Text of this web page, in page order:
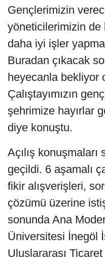
Gençlerimizin
yöneticilerimizin
daha iyi işler
Buradan çıkacak
heyecanla bekliyor
Çalıştayımızın
şehrimize hayırlar
diye konuştu.
Açılış konuşmaları
geçildi. 6 aşamalı
fikir alışverişleri,
çözümü üzerine
sonunda Ana
Üniversitesi İnegöl
Uluslararası